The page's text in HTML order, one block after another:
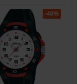
-40%